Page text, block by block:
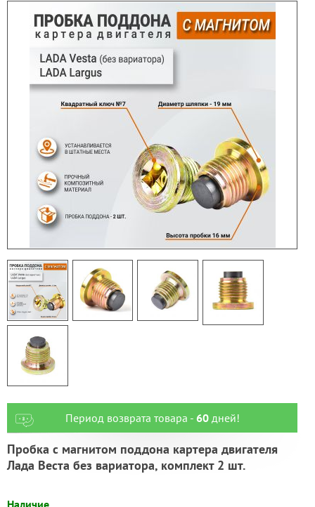
Период возврата товара - 60дней!
Пробка с магнитом поддона картера двигателя
Лада Веста без вариатора, комплект 2 шт.
Наличие